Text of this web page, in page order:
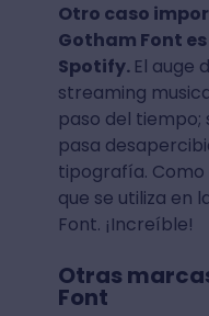
Otro caso
Gotham Font
Spotify. El auge
streaming
paso del tiempo;
pasa
tipografía.
que se utiliza en
Font. ¡Increíble!
Otras
Font